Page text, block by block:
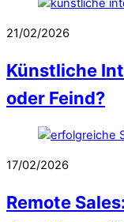
21/02/2026
Künstliche
oder Feind?
17/02/2026
Remote